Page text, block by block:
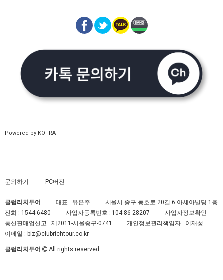
Powered by KOTRA
문의하기 PC버전
클럽리치투어 대표 : 유은주
서울시 중구 동호로 20길 6 아세아빌딩 1층
전화 : 1544-6480 사업자등록번호 : 104-86-28207
사업자정보확인
통신판매업신고 : 제2011-서울중구-0741
개인정보관리책임자 : 이재성
이메일 : biz@clubrichtour.co.kr
클럽리치투어 All rights reserved.